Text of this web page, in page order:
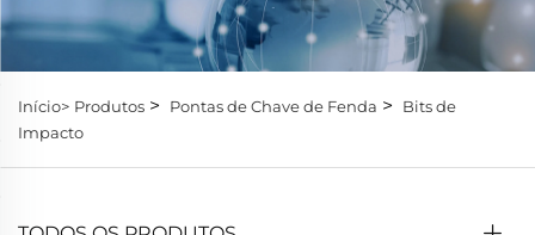
Início> Produtos > Pontas de Chave de Fenda >
Bits de
Impacto